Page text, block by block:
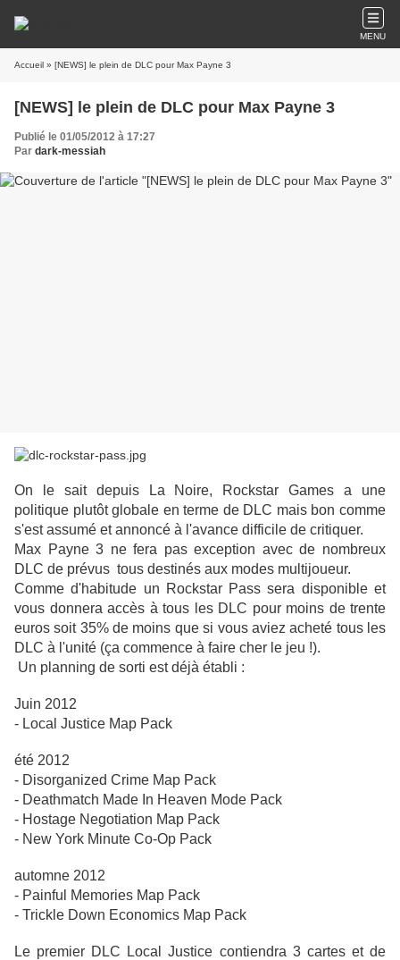
MENU
Accueil » [NEWS] le plein de DLC pour Max Payne 3
[NEWS] le plein de DLC pour Max Payne 3
Publié le 01/05/2012 à 17:27
Par dark-messiah
On le sait depuis La Noire, Rockstar Games a une
politique plutôt globale en terme de DLC mais bon comme
s'est assumé et annoncé à l'avance difficile de critiquer.
Max Payne 3 ne fera pas exception avec de nombreux
DLC de prévus tous destinés aux modes multijoueur.
Comme d'habitude un Rockstar Pass sera disponible et
vous donnera accès à tous les DLC pour moins de trente
euros soit 35% de moins que si vous aviez acheté tous les
DLC à l'unité (ça commence à faire cher le jeu !).
Un planning de sorti est déjà établi :
Juin 2012
- Local Justice Map Pack
été 2012
- Disorganized Crime Map Pack
- Deathmatch Made In Heaven Mode Pack
- Hostage Negotiation Map Pack
- New York Minute Co-Op Pack
automne 2012
- Painful Memories Map Pack
- Trickle Down Economics Map Pack
Le premier DLC Local Justice contiendra 3 cartes et de